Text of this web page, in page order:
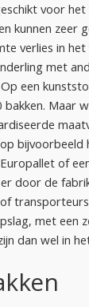
voor
kunnen zeer
verlies in
met
een
Maar
bijvoorbeeld
of
door de
met een
dan wel in